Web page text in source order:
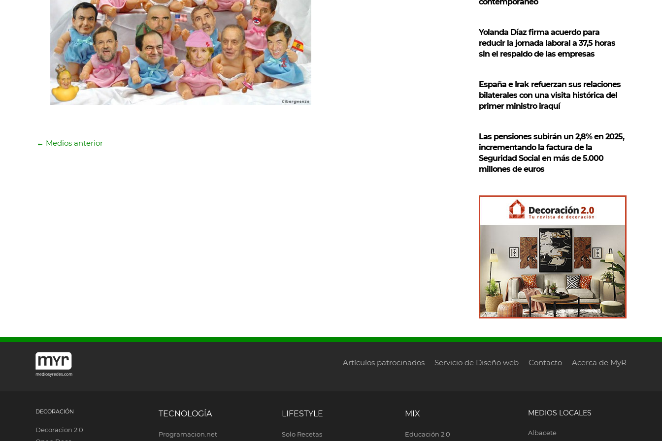
← Medios anterior
Yolanda Díaz firma acuerdo para
reducir la jornada laboral a 37,5 horas
sin el respaldo de las empresas
España e Irak refuerzan sus relaciones
bilaterales con una visita histórica del
primer ministro iraquí
Las pensiones subirán un 2,8% en 2025,
incrementando la factura de la
Seguridad Social en más de 5.000
millones de euros
Artículos patrocinados Servicio de Diseño web Contacto Acerca de MyR
DECORACIÓN
Decoracion 2.0
TECNOLOGÍA
Programacion.net
LIFESTYLE
Solo Recetas
MIX
Educación 2.0
MEDIOS LOCALES
Albacete